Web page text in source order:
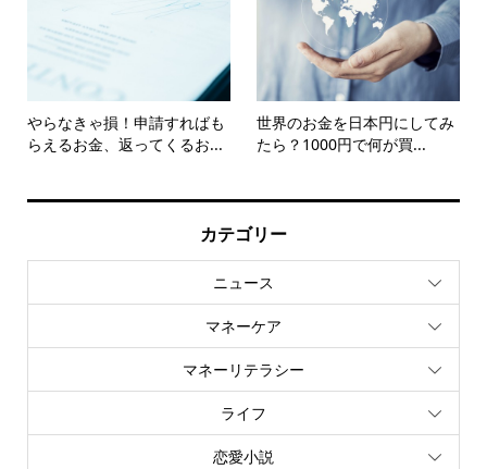
やらなきゃ損！申請すればも
らえるお金、返ってくるお...
世界のお金を日本円にしてみ
たら？1000円で何が買...
カテゴリー
ニュース
マネーケア
マネーリテラシー
ライフ
恋愛小説